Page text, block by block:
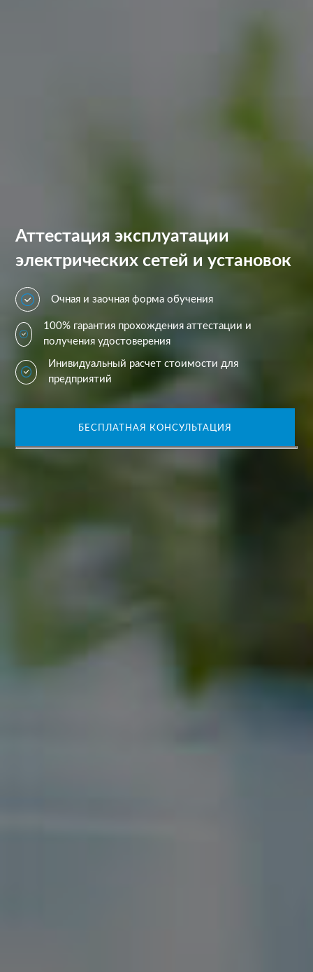
Аттестация эксплуатации
электрических сетей и установок
Очная и заочная форма обучения
100% гарантия прохождения аттестации и
получения удостоверения
Инивидуальный расчет стоимости для
предприятий
БЕСПЛАТНАЯ КОНСУЛЬТАЦИЯ